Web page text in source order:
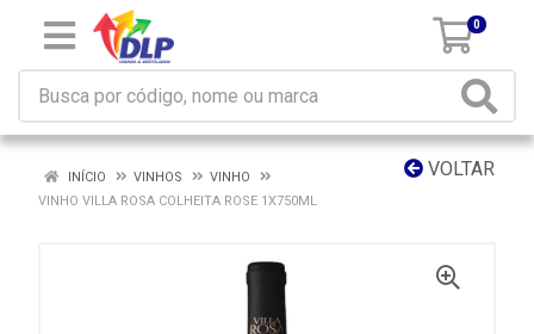
0
VOLTAR
INÍCIO VINHOS
VINHO
VINHO VILLA ROSA COLHEITA ROSE 1X750ML